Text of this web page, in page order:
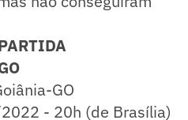
GO
- 20h (de Brasília)